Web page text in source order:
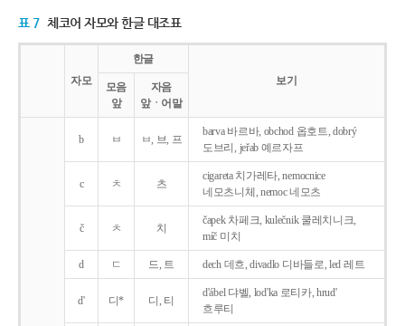
표 7 체코어 자모와 한글 대조표
자모
한글
보기
모음
앞
자음
앞ㆍ어말
b ㅂ ㅂ, 브, 프
barva 바르바, obchod 옵호트, dobrý
도브리, jeřab 예르자프
c ㅊ 츠
cigareta 치가레타, nemocnice
네모츠니체, nemoc 네모츠
č ㅊ 치
čapek 차페크, kulečnik 쿨레치니크,
míč 미치
d ㄷ 드, 트 dech 데흐, divadlo 디바들로, led 레트
d' 디* 디, 티
d'ábel 댜벨, lod'ka 로티카, hrud'
흐루티